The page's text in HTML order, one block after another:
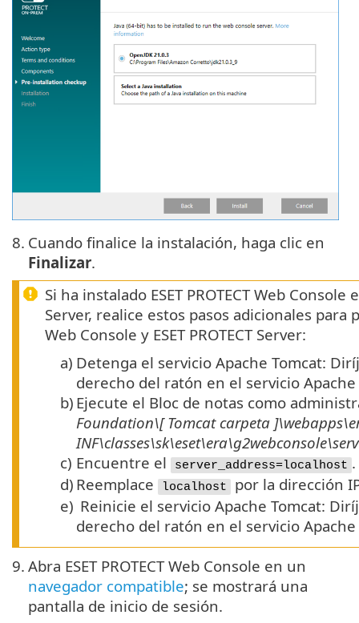
8. Cuando finalice la instalación, haga clic en
Finalizar.
Si ha instalado ESET PROTECT Web
Server, realice estos pasos adicionales para
Web Console y ESET PROTECT Server:
a) Detenga el servicio Apache Tomcat:
derecho del ratón en el servicio
b) Ejecute el Bloc de notas como
Foundation\[ Tomcatcarpeta
c) Encuentre el server_address=localhost .
d) Reemplace localhost
por la dirección
e) Reinicie el servicio Apache Tomcat:
derecho del ratón en el servicio
9. Abra ESET PROTECT Web Console en un
navegador compatible; se mostrará una
pantalla de inicio de sesión.